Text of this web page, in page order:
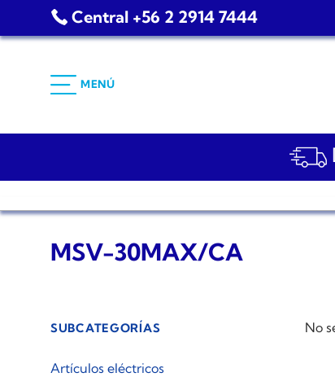
Central +56 2 2914 7444
MENÚ
MSV-30MAX/CA
SUBCATEGORÍAS
Artículos eléctricos
No